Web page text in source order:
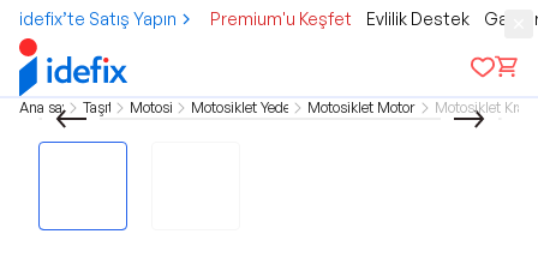
idefix’te Satış Yapın Premium'u Keşfet Evlilik Destek
Ana sayfa Taşıtlar MotosikletMotosiklet Yedek ParçaMotosiklet Motor AksamıMotosiklet